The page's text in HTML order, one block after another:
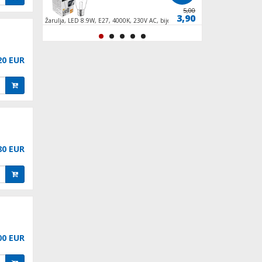
EUR
EUR
EUR
15,95
14,95
Žarulja, LED 8.9W, E27, 4000K, 230V AC, bijela
5,00
3,90